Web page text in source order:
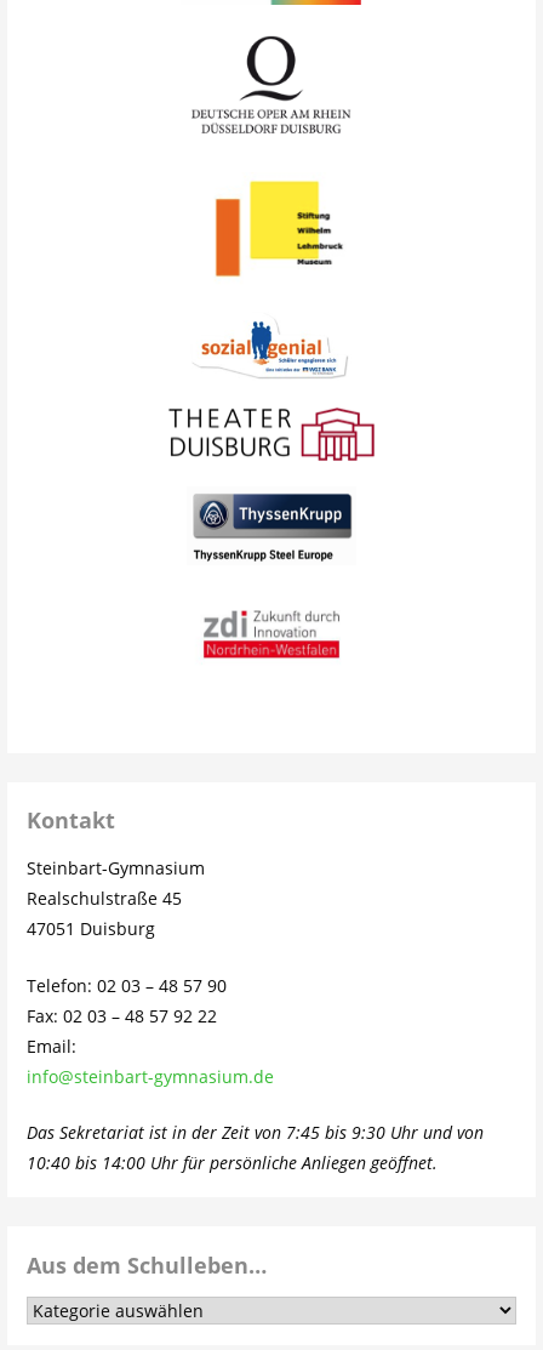
Kontakt
Steinbart-Gymnasium
Realschulstraße 45
47051 Duisburg
Telefon: 02 03 – 48 57 90
Fax: 02 03 – 48 57 92 22
Email:
info@steinbart-gymnasium.de
Das Sekretariat ist in der Zeit von 7:45 bis 9:30 Uhr und von
10:40 bis 14:00 Uhr für persönliche Anliegen geöffnet.
Aus dem Schulleben…
Aus